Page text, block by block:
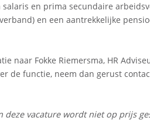
en prima secundaire
en een aantrekkelijke
naar Fokke Riemersma, HR
de functie, neem dan gerust
deze vacature wordt niet op prijs